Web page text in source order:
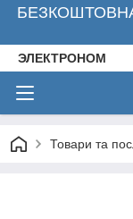
ЭЛЕКТРОНОМ
Товари та